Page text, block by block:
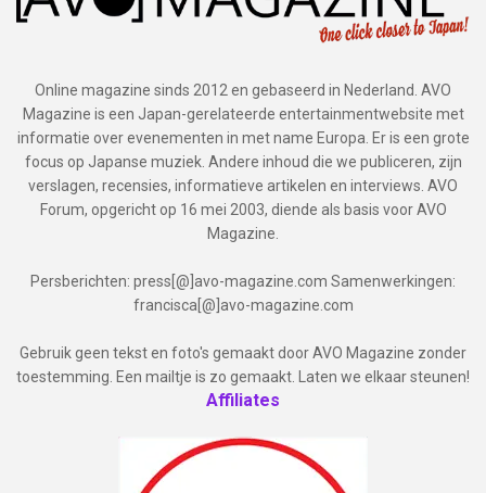
Online magazine sinds 2012 en gebaseerd in Nederland. AVO
Magazine is een Japan-gerelateerde entertainmentwebsite met
informatie over evenementen in met name Europa. Er is een grote
focus op Japanse muziek. Andere inhoud die we publiceren, zijn
verslagen, recensies, informatieve artikelen en interviews. AVO
Forum, opgericht op 16 mei 2003, diende als basis voor AVO
Magazine.
Persberichten: press[@]avo-magazine.com Samenwerkingen:
francisca[@]avo-magazine.com
Gebruik geen tekst en foto's gemaakt door AVO Magazine zonder
toestemming. Een mailtje is zo gemaakt. Laten we elkaar steunen!
Affiliates